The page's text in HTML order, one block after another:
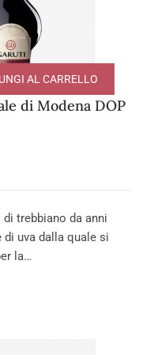
di Modena DOP
AL CARRELLO
di trebbiano da anni
uva dalla quale si
la…